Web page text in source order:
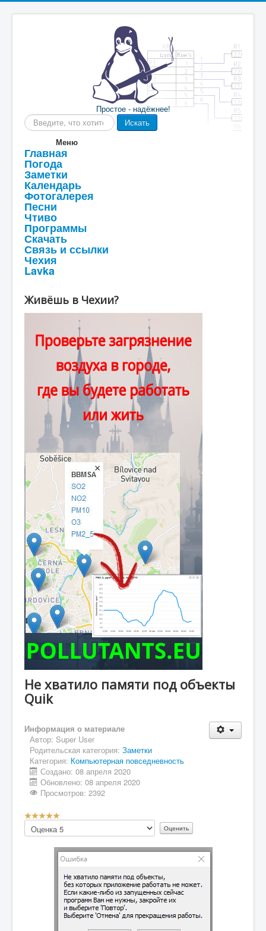
Простое - надёжнее!
Искать...
Искать
Меню
Главная
Погода
Заметки
Календарь
Фотогалерея
Песни
Чтиво
Программы
Скачать
Связь и ссылки
Чехия
Lavka
Живёшь в Чехии?
Не хватило памяти под объекты
Quik
Информация о материале
Автор: Super User
Родительская категория: Заметки
Категория: Компьютерная повседневность
Создано: 08 апреля 2020
Обновлено: 08 апреля 2020
Просмотров: 2392
Рейтинг:5
Пожалуйста,
оцените